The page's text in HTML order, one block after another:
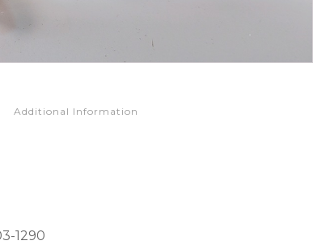
Additional Information
1290